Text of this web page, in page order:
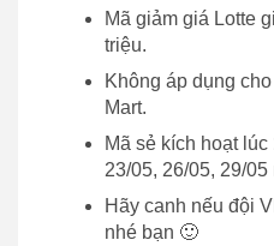
Mã giảm giá Lotte
triệu.
Không áp dụng
Mart.
Mã sẻ kích hoạt lúc
23/05, 26/05, 29/
Hãy canh nếu đội
nhé bạn 🙂